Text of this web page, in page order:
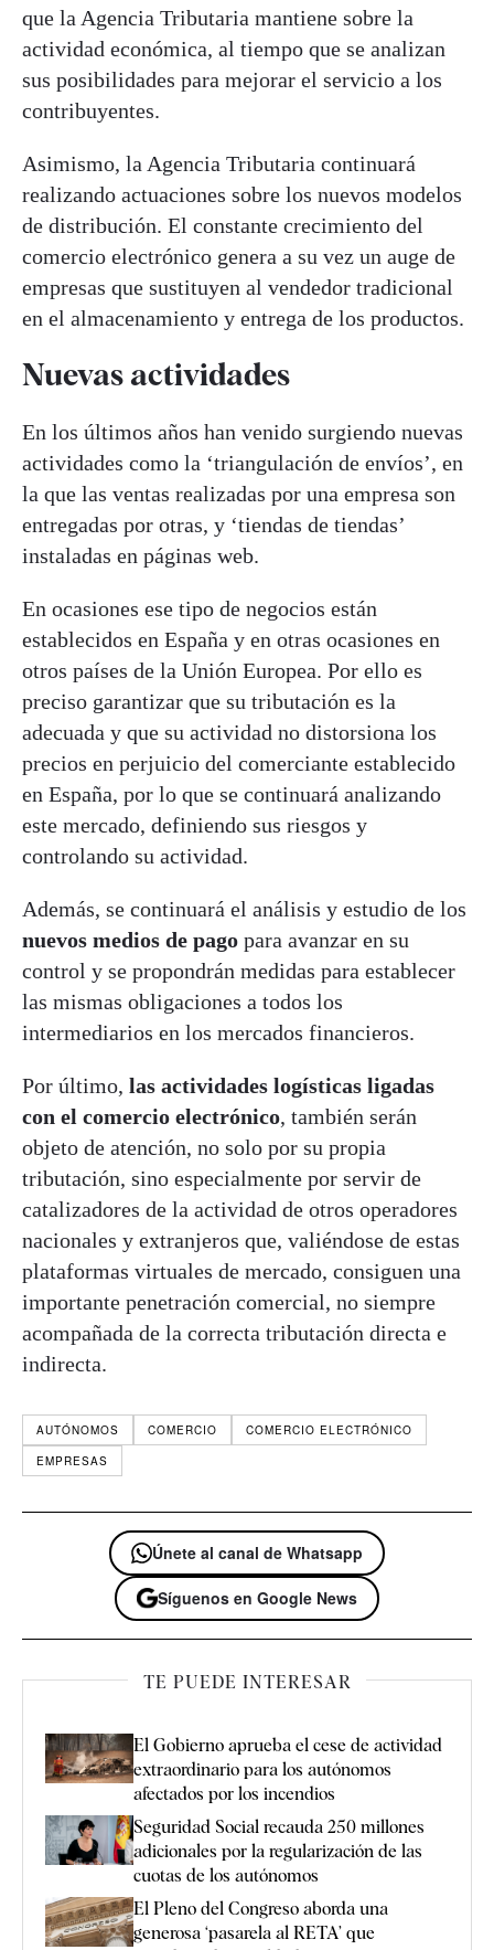
que la Agencia Tributaria mantiene sobre la
actividad económica, al tiempo que se analizan
sus posibilidades para mejorar el servicio a los
contribuyentes.
Asimismo, la Agencia Tributaria continuará
realizando actuaciones sobre los nuevos modelos
de distribución. El constante crecimiento del
comercio electrónico genera a su vez un auge de
empresas que sustituyen al vendedor tradicional
en el almacenamiento y entrega de los productos.
Nuevas actividades
En los últimos años han venido surgiendo nuevas
actividades como la ‘triangulación de envíos’, en
la que las ventas realizadas por una empresa son
entregadas por otras, y ‘tiendas de tiendas’
instaladas en páginas web.
En ocasiones ese tipo de negocios están
establecidos en España y en otras ocasiones en
otros países de la Unión Europea. Por ello es
preciso garantizar que su tributación es la
adecuada y que su actividad no distorsiona los
precios en perjuicio del comerciante establecido
en España, por lo que se continuará analizando
este mercado, definiendo sus riesgos y
controlando su actividad.
Además, se continuará el análisis y estudio de los
nuevos medios de pago para avanzar en su
control y se propondrán medidas para establecer
las mismas obligaciones a todos los
intermediarios en los mercados financieros.
Por último, las actividades logísticas ligadas
con el comercio electrónico, también serán
objeto de atención, no solo por su propia
tributación, sino especialmente por servir de
catalizadores de la actividad de otros operadores
nacionales y extranjeros que, valiéndose de estas
plataformas virtuales de mercado, consiguen una
importante penetración comercial, no siempre
acompañada de la correcta tributación directa e
indirecta.
AUTÓNOMOS COMERCIO
COMERCIO ELECTRÓNICO
EMPRESAS
Únete al canal de Whatsapp
Síguenos en Google News
TE PUEDE INTERESAR
El Gobierno aprueba el cese de actividad
extraordinario para los autónomos
afectados por los incendios
Seguridad Social recauda 250 millones
adicionales por la regularización de las
cuotas de los autónomos
El Pleno del Congreso aborda una
generosa ‘pasarela al RETA’ que